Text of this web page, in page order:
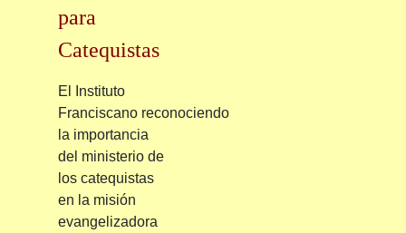
para
Catequistas
El Instituto
Franciscano reconociendo
la importancia
del ministerio de
los catequistas
en la misión
evangelizadora